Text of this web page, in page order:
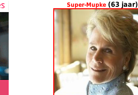
Super-Mupke (63 jaar)